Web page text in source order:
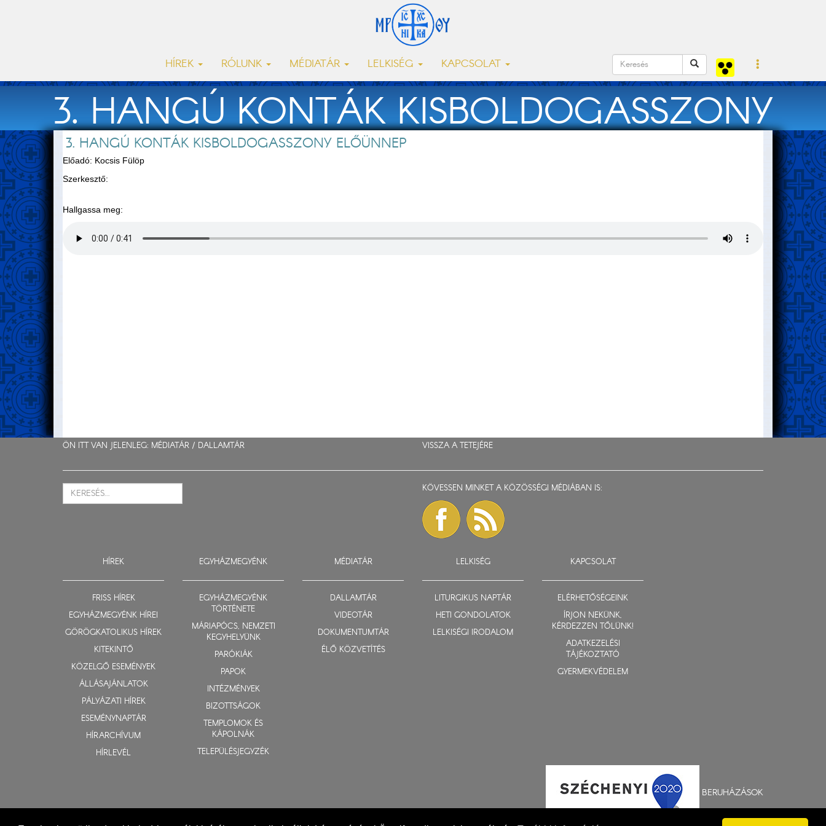
HÍREK RÓLUNK MÉDIATÁR LELKISÉG KAPCSOLAT
3. HANGÚ KONTÁK KISBOLDOGASSZONY
3. HANGÚ KONTÁK KISBOLDOGASSZONY ELŐÜNNEP
Előadó: Kocsis Fülöp
Szerkesztő:
Hallgassa meg:
ÖN ITT VAN JELENLEG: MÉDIATÁR / DALLAMTÁR VISSZA A TETEJÉRE
KÖVESSEN MINKET A KÖZÖSSÉGI MÉDIÁBAN IS:
HÍREK
FRISS HÍREK
EGYHÁZMEGYÉNK HÍREI
GÖRÖGKATOLIKUS HÍREK
KITEKINTŐ
KÖZELGŐ ESEMÉNYEK
ÁLLÁSAJÁNLATOK
PÁLYÁZATI HÍREK
ESEMÉNYNAPTÁR
HÍRARCHÍVUM
HÍRLEVÉL
EGYHÁZMEGYÉNK
EGYHÁZMEGYÉNK
TÖRTÉNETE
MÁRIAPÓCS, NEMZETI
KEGYHELYÜNK
PARÓKIÁK
PAPOK
INTÉZMÉNYEK
BIZOTTSÁGOK
TEMPLOMOK ÉS
KÁPOLNÁK
TELEPÜLÉSJEGYZÉK
MÉDIATÁR
DALLAMTÁR
VIDEOTÁR
DOKUMENTUMTÁR
ÉLŐ KÖZVETÍTÉS
LELKISÉG
LITURGIKUS NAPTÁR
HETI GONDOLATOK
LELKISÉGI IRODALOM
KAPCSOLAT
ELÉRHETŐSÉGEINK
ÍRJON NEKÜNK,
KÉRDEZZEN TŐLÜNK!
ADATKEZELÉSI
TÁJÉKOZTATÓ
GYERMEKVÉDELEM
BERUHÁZÁSOK